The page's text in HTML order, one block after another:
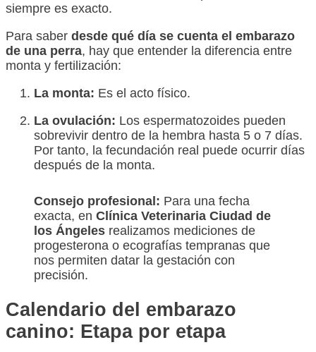
siempre es exacto.
Para saber desde qué día se cuenta el embarazo
de una perra, hay que entender la diferencia entre
monta y fertilización:
La monta: Es el acto físico.
La ovulación: Los espermatozoides pueden
sobrevivir dentro de la hembra hasta 5 o 7 días.
Por tanto, la fecundación real puede ocurrir días
después de la monta.
Consejo profesional: Para una fecha
exacta, en Clínica Veterinaria Ciudad de
los Ángeles realizamos mediciones de
progesterona o ecografías tempranas que
nos permiten datar la gestación con
precisión.
Calendario del embarazo
canino: Etapa por etapa